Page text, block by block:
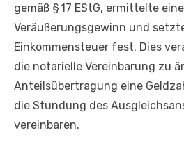
gemäß § 17 EStG, ermittelte
Veräußerungsgewinn und
Einkommensteuer fest. Dies
die notarielle Vereinbarung zu
Anteilsübertragung eine
die Stundung des
vereinbaren.